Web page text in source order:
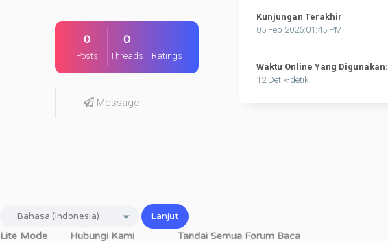
0
Posts
0
Threads Ratings
Message
Kunjungan Terakhir
05 Feb 2026:01:45 PM
Waktu Online Yang Digunakan:
12 Detik-detik
Lite Mode Hubungi Kami Tandai Semua Forum Baca